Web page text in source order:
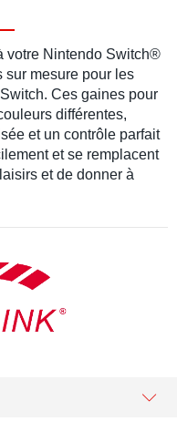
votre Nintendo Switch®
sur mesure pour les
Ces gaines pour
différentes,
et un contrôle parfait
et se remplacent
et de donner à